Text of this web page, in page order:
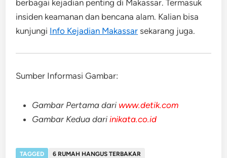
berbagai kejadian penting di Makassar. Termasuk
insiden keamanan dan bencana alam. Kalian bisa
kunjungi Info Kejadian Makassar sekarang juga.
Sumber Informasi Gambar:
Gambar Pertama dari www.detik.com
Gambar Kedua dariinikata.co.id
TAGGED
6 RUMAH HANGUS TERBAKAR